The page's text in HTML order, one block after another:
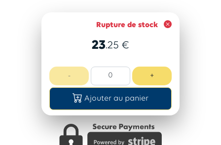
Rupture de stock
23.25 €
- +
Ajouter au panier